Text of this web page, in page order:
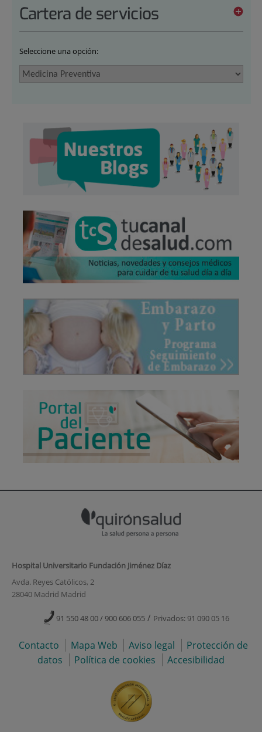
Cartera de servicios
Seleccione una opción:
Hospital Universitario Fundación Jiménez Díaz
Avda. Reyes Católicos, 2
28040 Madrid Madrid
91 550 48 00 / 900 606 055 / Privados: 91 090 05 16
Contacto Mapa Web Aviso legal
Protección de
datos
Política de cookies Accesibilidad